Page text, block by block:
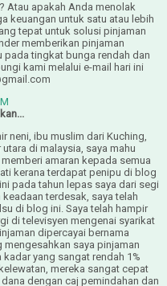
Atau apakah Anda menolak
keuangan untuk satu atau lebih
tepat untuk solusi pinjaman
memberikan pinjaman
pada tingkat bunga rendah dan
kami melalui e-mail hari ini
neni, ibu muslim dari Kuching,
di malaysia, saya mahu
amaran kepada semua
kerana terdapat penipu di blog
pada tahun lepas saya dari segi
terdesak, saya telah
di blog ini. Saya telah hampir
di televisyen mengenai syarikat
dipercayai bernama
mengesahkan saya pinjaman
yang sangat rendah 1%
mereka sangat cepat
dengan caj pemindahan dan